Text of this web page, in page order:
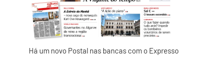
Há um novo Postal nas bancas com o Expresso